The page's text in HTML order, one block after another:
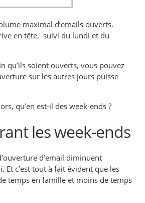
maximal d’emails ouverts.
en tête, suivi du lundi et du
qu’ils soient ouverts, vous pouvez
sur les autres jours puisse
qu’en est-il des week-ends ?
les week-ends
d’email diminuent
c’est tout à fait évident que les
temps en famille et moins de temps